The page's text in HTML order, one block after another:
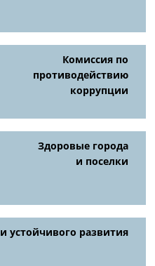
Комиссия по
противодействию
коррупции
Здоровые города
и поселки
устойчивого развития